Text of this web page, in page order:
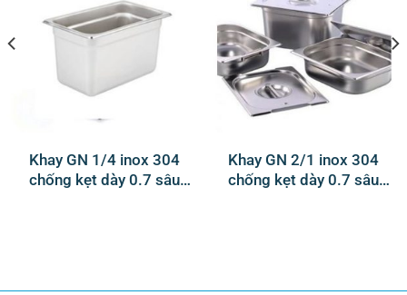
Khay GN 1/4 inox 304
chống kẹt dày 0.7 sâu
Khay GN 2/1 inox 304
chống kẹt dày 0.7 sâu